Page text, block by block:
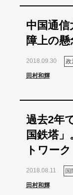
中国通
障上の懸
2018.09.30 政
田村和輝
過去2年
国鉄塔
トワーク
2018.08.11 国
田村和輝